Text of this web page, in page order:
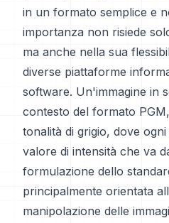
in un formato semplice e
importanza non risiede
ma anche nella sua
diverse piattaforme
software. Un'immagine in
contesto del formato
tonalità di grigio, dove
valore di intensità che va
formulazione dello
principalmente orientata
manipolazione delle